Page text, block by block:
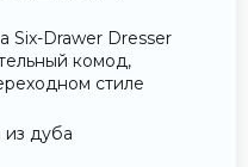
Six-Drawer Dresser
комод,
стиле
дуба